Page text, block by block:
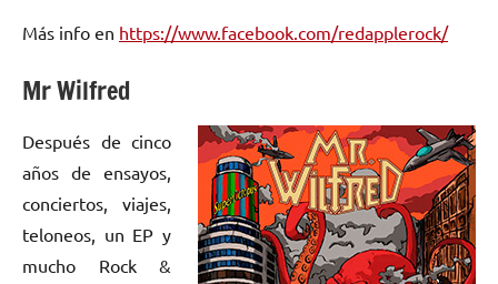
Más info en https://www.facebook.com/redapplerock/
Mr Wilfred
Después de cinco
años de ensayos,
conciertos, viajes,
teloneos, un EP y
mucho Rock &